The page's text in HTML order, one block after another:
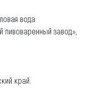
вода
пивоваренный завод»,
край.